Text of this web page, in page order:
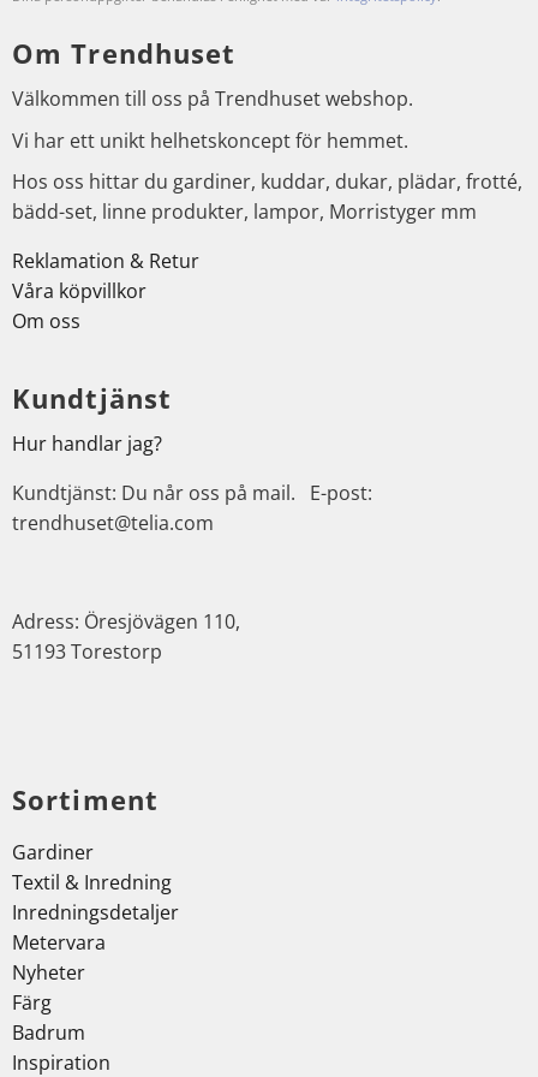
Om Trendhuset
Välkommen till oss på Trendhuset webshop.
Vi har ett unikt helhetskoncept för hemmet.
Hos oss hittar du gardiner, kuddar, dukar, plädar, frotté,
bädd-set, linne produkter, lampor, Morristyger mm
Reklamation & Retur
Våra köpvillkor
Om oss
Kundtjänst
Hur handlar jag?
Kundtjänst: Du når oss på mail. E-post:
trendhuset@telia.com
Adress: Öresjövägen 110,
51193 Torestorp
Sortiment
Gardiner
Textil & Inredning
Inredningsdetaljer
Metervara
Nyheter
Färg
Badrum
Inspiration